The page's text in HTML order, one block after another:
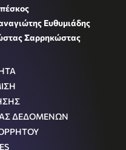
Ευθυμιάδης
Σαρρηκώστας
ΔΕΔΟΜΕΝΩΝ